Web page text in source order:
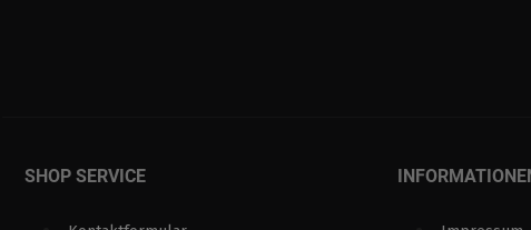
SHOP SERVICE